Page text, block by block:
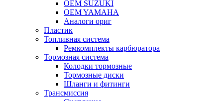
OEM SUZUKI
OEM YAMAHA
Аналоги ориг
Пластик
Топливная система
Ремкомплекты карбюратора
Тормозная система
Колодки тормозные
Тормозные диски
Шланги и фитинги
Трансмиссия